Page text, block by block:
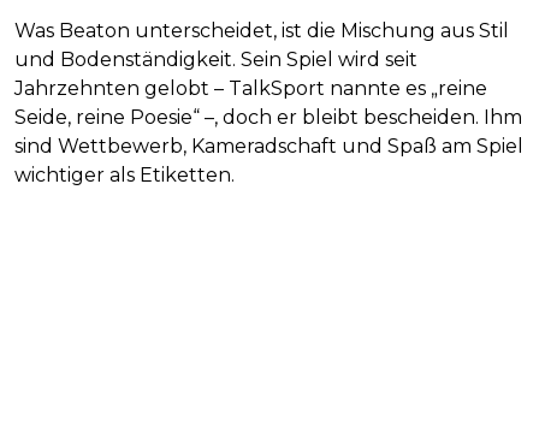
Was Beaton unterscheidet, ist die Mischung aus Stil
und Bodenständigkeit. Sein Spiel wird seit
Jahrzehnten gelobt – TalkSport nannte es „reine
Seide, reine Poesie“ –, doch er bleibt bescheiden. Ihm
sind Wettbewerb, Kameradschaft und Spaß am Spiel
wichtiger als Etiketten.